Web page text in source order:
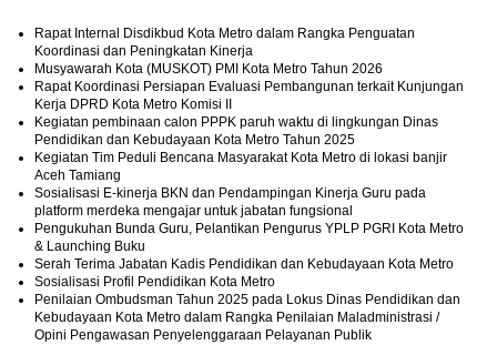
Rapat Internal Disdikbud Kota Metro dalam Rangka Penguatan
Koordinasi dan Peningkatan Kinerja
Musyawarah Kota (MUSKOT) PMI Kota Metro Tahun 2026
Rapat Koordinasi Persiapan Evaluasi Pembangunan terkait Kunjungan
Kerja DPRD Kota Metro Komisi II
Kegiatan pembinaan calon PPPK paruh waktu di lingkungan Dinas
Pendidikan dan Kebudayaan Kota Metro Tahun 2025
Kegiatan Tim Peduli Bencana Masyarakat Kota Metro di lokasi banjir
Aceh Tamiang
Sosialisasi E-kinerja BKN dan Pendampingan Kinerja Guru pada
platform merdeka mengajar untuk jabatan fungsional
Pengukuhan Bunda Guru, Pelantikan Pengurus YPLP PGRI Kota Metro
& Launching Buku
Serah Terima Jabatan Kadis Pendidikan dan Kebudayaan Kota Metro
Sosialisasi Profil Pendidikan Kota Metro
Penilaian Ombudsman Tahun 2025 pada Lokus Dinas Pendidikan dan
Kebudayaan Kota Metro dalam Rangka Penilaian Maladministrasi /
Opini Pengawasan Penyelenggaraan Pelayanan Publik